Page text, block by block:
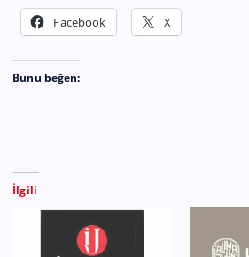
Facebook X
Bunu beğen:
İlgili